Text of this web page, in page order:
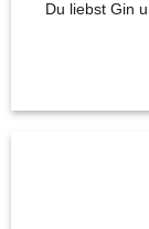
Du liebst Gin